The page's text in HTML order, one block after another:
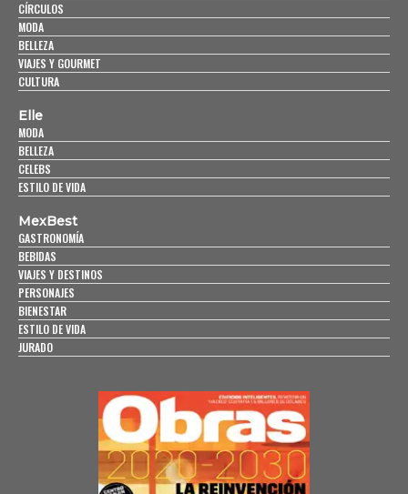
CÍRCULOS
MODA
BELLEZA
VIAJES Y GOURMET
CULTURA
Elle
MODA
BELLEZA
CELEBS
ESTILO DE VIDA
MexBest
GASTRONOMÍA
BEBIDAS
VIAJES Y DESTINOS
PERSONAJES
BIENESTAR
ESTILO DE VIDA
JURADO